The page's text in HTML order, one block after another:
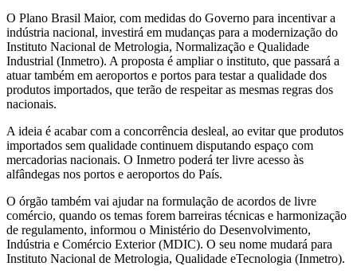
O Plano Brasil Maior, com medidas do Governo para incentivar a
indústria nacional, investirá em mudanças para a modernização do
Instituto Nacional de Metrologia, Normalização e Qualidade
Industrial (Inmetro). A proposta é ampliar o instituto, que passará a
atuar também em aeroportos e portos para testar a qualidade dos
produtos importados, que terão de respeitar as mesmas regras dos
nacionais.
A ideia é acabar com a concorrência desleal, ao evitar que produtos
importados sem qualidade continuem disputando espaço com
mercadorias nacionais. O Inmetro poderá ter livre acesso às
alfândegas nos portos e aeroportos do País.
O órgão também vai ajudar na formulação de acordos de livre
comércio, quando os temas forem barreiras técnicas e harmonização
de regulamento, informou o Ministério do Desenvolvimento,
Indústria e Comércio Exterior (MDIC). O seu nome mudará para
Instituto Nacional de Metrologia, Qualidade eTecnologia (Inmetro).